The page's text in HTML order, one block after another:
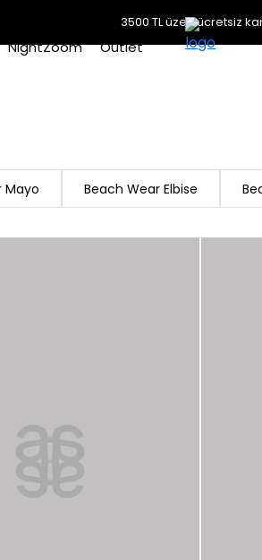
3500 TL üzeri ücretsiz
NightZoom Outlet
Mayo Beach Wear Elbise